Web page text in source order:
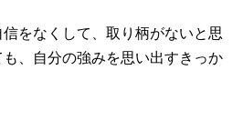
をなくして、取り柄がないと思
、自分の強みを思い出すきっか